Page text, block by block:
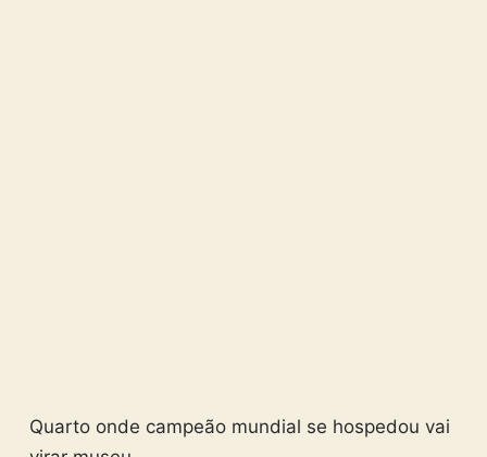
Quarto onde campeão mundial se hospedou vai